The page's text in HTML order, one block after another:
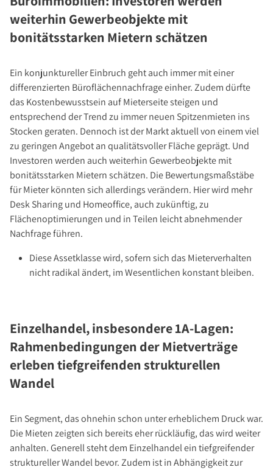
weiterhin Gewerbeobjekte mit
bonitätsstarken Mietern schätzen
Ein konjunktureller Einbruch geht auch immer mit einer
differenzierten Büroflächennachfrage einher. Zudem dürfte
das Kostenbewusstsein auf Mieterseite steigen und
entsprechend der Trend zu immer neuen Spitzenmieten ins
Stocken geraten. Dennoch ist der Markt aktuell von einem viel
zu geringen Angebot an qualitätsvoller Fläche geprägt. Und
Investoren werden auch weiterhin Gewerbeobjekte mit
bonitätsstarken Mietern schätzen. Die Bewertungsmaßstäbe
für Mieter könnten sich allerdings verändern. Hier wird mehr
Desk Sharing und Homeoffice, auch zukünftig, zu
Flächenoptimierungen und in Teilen leicht abnehmender
Nachfrage führen.
Diese Assetklasse wird, sofern sich das Mieterverhalten
nicht radikal ändert, im Wesentlichen konstant bleiben.
Einzelhandel, insbesondere 1A-Lagen:
Rahmenbedingungen der Mietverträge
erleben tiefgreifenden strukturellen
Wandel
Ein Segment, das ohnehin schon unter erheblichem Druck war.
Die Mieten zeigten sich bereits eher rückläufig, das wird weiter
anhalten. Generell steht dem Einzelhandel ein tiefgreifender
struktureller Wandel bevor. Zudem ist in Abhängigkeit zur